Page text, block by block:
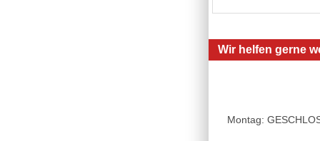
Wir helfen gerne
Montag: